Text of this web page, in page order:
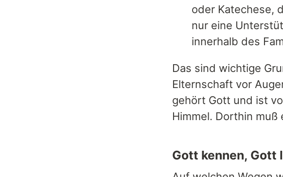
oder Katechese,
nur eine
innerhalb des
Das sind wichtige
Elternschaft vor
gehört Gott und ist
Himmel. Dorthin
Gott kennen, Gott